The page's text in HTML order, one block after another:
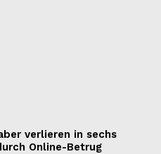
verlieren in sechs
Online-Betrug